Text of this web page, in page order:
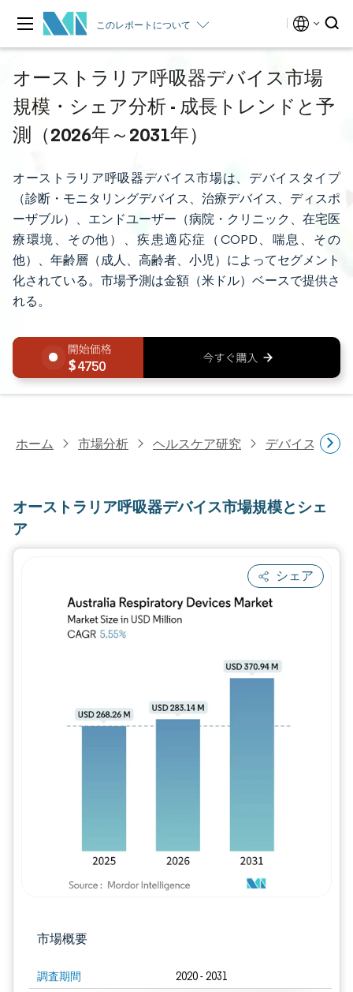
このレポートについて
オーストラリア呼吸器デバイス市場
規模・シェア分析 - 成長トレンドと予
測（2026年～2031年）
オーストラリア呼吸器デバイス市場は、デバイスタイプ
（診断・モニタリングデバイス、治療デバイス、ディスポ
ーザブル）、エンドユーザー（病院・クリニック、在宅医
療環境、その他）、疾患適応症（COPD、喘息、その
他）、年齢層（成人、高齢者、小児）によってセグメント
化されている。市場予測は金額（米ドル）ベースで提供さ
れる。
4750
ホーム 市場分析 ヘルスケア研究 デバイス・医
オーストラリア呼吸器デバイス市場規模とシェ
ア
シェア
市場概要
調査期間 2020 - 2031